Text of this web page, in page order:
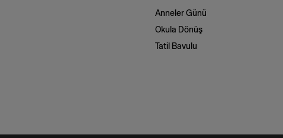
Anneler Günü
Okula Dönüş
Tatil Bavulu